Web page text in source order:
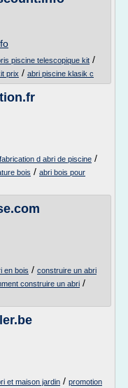
piscine telescopique kit /
prix / abri piscine klasik c
fabrication d abri de piscine /
bois / abri bois pour
en bois / construire un abri
construire un abri /
et maison jardin / promotion